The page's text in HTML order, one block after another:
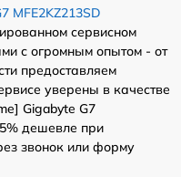
MFE2KZ213SD
сервисном
с огромным опытом - от
предоставляем
уверены в качестве
Gigabyte G7
дешевле при
звонок или форму